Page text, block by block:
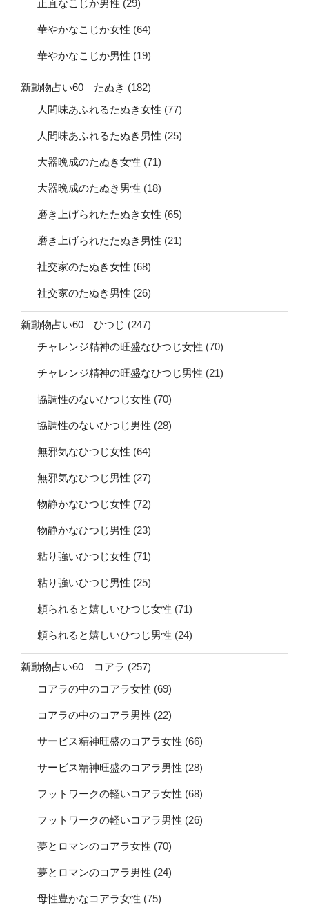
正直なこじか男性 (29)
華やかなこじか女性 (64)
華やかなこじか男性 (19)
新動物占い60 たぬき (182)
人間味あふれるたぬき女性 (77)
人間味あふれるたぬき男性 (25)
大器晩成のたぬき女性 (71)
大器晩成のたぬき男性 (18)
磨き上げられたたぬき女性 (65)
磨き上げられたたぬき男性 (21)
社交家のたぬき女性 (68)
社交家のたぬき男性 (26)
新動物占い60 ひつじ (247)
チャレンジ精神の旺盛なひつじ女性 (70)
チャレンジ精神の旺盛なひつじ男性 (21)
協調性のないひつじ女性 (70)
協調性のないひつじ男性 (28)
無邪気なひつじ女性 (64)
無邪気なひつじ男性 (27)
物静かなひつじ女性 (72)
物静かなひつじ男性 (23)
粘り強いひつじ女性 (71)
粘り強いひつじ男性 (25)
頼られると嬉しいひつじ女性 (71)
頼られると嬉しいひつじ男性 (24)
新動物占い60 コアラ (257)
コアラの中のコアラ女性 (69)
コアラの中のコアラ男性 (22)
サービス精神旺盛のコアラ女性 (66)
サービス精神旺盛のコアラ男性 (28)
フットワークの軽いコアラ女性 (68)
フットワークの軽いコアラ男性 (26)
夢とロマンのコアラ女性 (70)
夢とロマンのコアラ男性 (24)
母性豊かなコアラ女性 (75)